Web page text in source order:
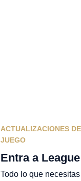
ACTUALIZACIONES
JUEGO
Entra a
Todo lo que